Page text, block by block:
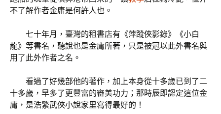
不了解作者金庸是何許人也。
七十年月，臺灣的租書店有《萍蹤俠影錄》《小白
龍》等書名，聽說也是金庸所著，只是被冠以此外書名與
用了此外作者之名。
看過了好幾部他的著作，加上本身從十多歲已到了二
十多歲，早多了更豐富的審美功力；那時辰即認定這位金
庸，是浩繁武俠小說家里寫得最好的！